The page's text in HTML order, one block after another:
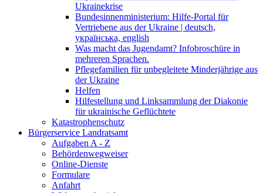
Ukrainekrise
Bundesinnenministerium: Hilfe-Portal für
Vertriebene aus der Ukraine | deutsch,
українська, english
Was macht das Jugendamt? Infobroschüre in
mehreren Sprachen.
Pflegefamilien für unbegleitete Minderjährige aus
der Ukraine
Helfen
Hilfestellung und Linksammlung der Diakonie
für ukrainische Geflüchtete
Katastrophenschutz
Bürgerservice Landratsamt
Aufgaben A - Z
Behördenwegweiser
Online-Dienste
Formulare
Anfahrt